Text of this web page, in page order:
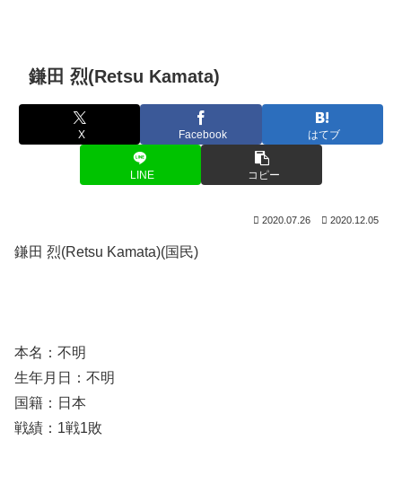
鎌田 烈(Retsu Kamata)
X Facebook はてブ
LINE コピー
2020.07.26 2020.12.05
鎌田 烈(Retsu Kamata)(国民)
本名：不明
生年月日：不明
国籍：日本
戦績：1戦1敗